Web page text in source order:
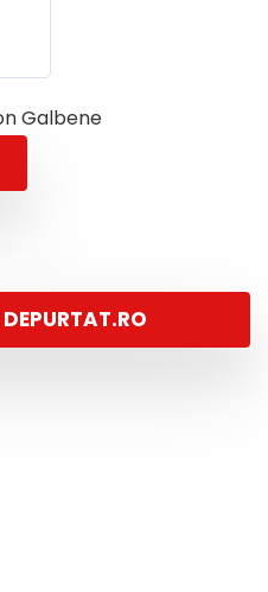
Galbene
lei.